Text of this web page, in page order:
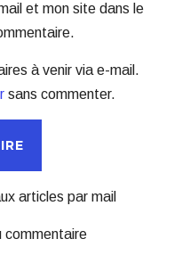
et mon site dans le
à venir via e-mail.
sans commenter.
articles par mail
commentaire